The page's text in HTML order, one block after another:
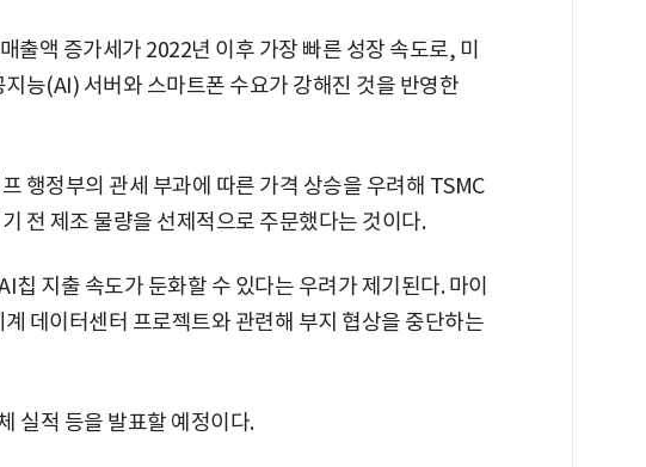
출액 증가세가 2022년 이후 가장 빠른 성장 속도로, 미
능(AI) 서버와 스마트폰 수요가 강해진 것을 반영한
행정부의 관세 부과에 따른 가격 상승을 우려해 TSMC
전 제조 물량을 선제적으로 주문했다는 것이다.
칩 지출 속도가 둔화할 수 있다는 우려가 제기된다. 마이
데이터센터 프로젝트와 관련해 부지 협상을 중단하는
실적 등을 발표할 예정이다.